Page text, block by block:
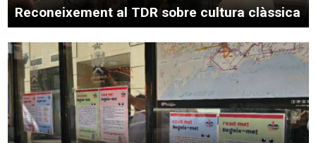
Reconeixement al TDR sobre cultura clàssica